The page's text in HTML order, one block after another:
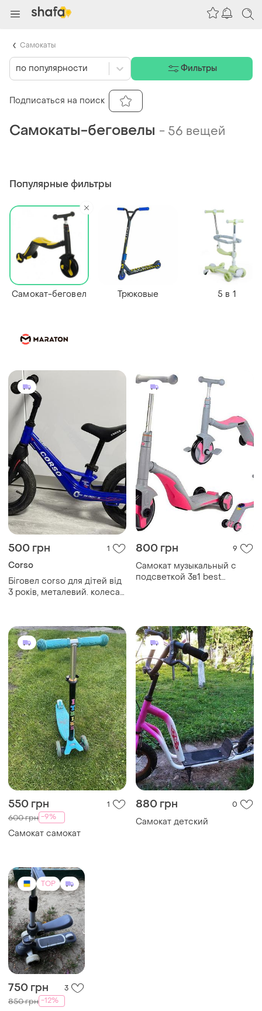
Самокаты-беговелы - 56 вещей
500 грн 1
Corso
Біговел corso для дітей від
3 років, металевий. колеса
800 грн 9
Самокат музыкальный с
подсветкой 3в1 best
550 грн 1
600 грн -9%
Самокат самокат
880 грн 0
Самокат детский
TOP
750 грн 3
850 грн -12%
Популярные фильтры
Самокат-беговел Трюковые 5 в 1
по популярности Фильтры
Подписаться на поиск
Самокаты